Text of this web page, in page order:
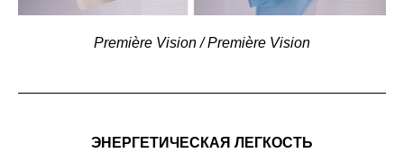
Première Vision / Première Vision
ЭНЕРГЕТИЧЕСКАЯ ЛЕГКОСТЬ